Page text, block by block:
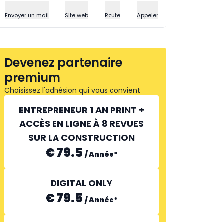
Envoyer un mail Site web Route Appeler
Devenez partenaire
premium
Choisissez l'adhésion qui vous convient
ENTREPRENEUR 1 AN PRINT +
ACCÈS EN LIGNE À 8 REVUES
SUR LA CONSTRUCTION
€ 79.5 /Année*
DIGITAL ONLY
€ 79.5 /Année*